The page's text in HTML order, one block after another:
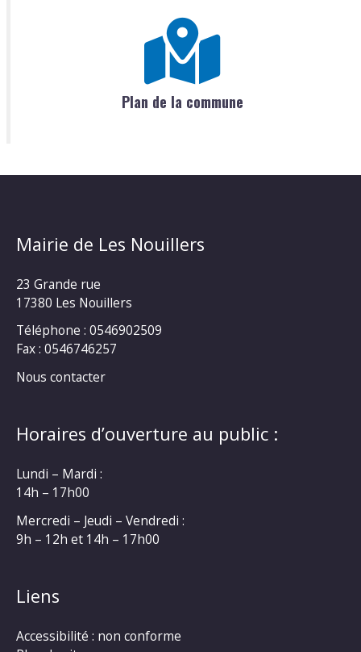
Plan de la commune
Mairie de Les Nouillers
23 Grande rue
17380 Les Nouillers
Téléphone : 0546902509
Fax : 0546746257
Nous contacter
Horaires d’ouverture au public :
Lundi – Mardi :
14h – 17h00
Mercredi – Jeudi – Vendredi :
9h – 12h et 14h – 17h00
Liens
Accessibilité : non conforme